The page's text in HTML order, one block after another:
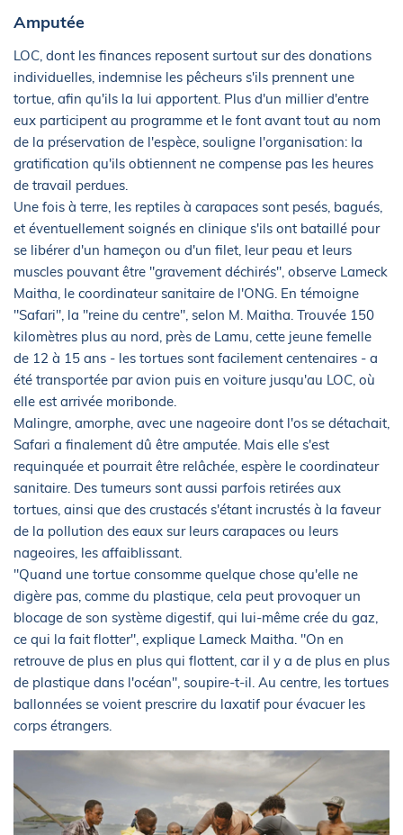
Amputée
LOC, dont les finances reposent surtout sur des donations
individuelles, indemnise les pêcheurs s'ils prennent une
tortue, afin qu'ils la lui apportent. Plus d'un millier d'entre
eux participent au programme et le font avant tout au nom
de la préservation de l'espèce, souligne l'organisation: la
gratification qu'ils obtiennent ne compense pas les heures
de travail perdues.
Une fois à terre, les reptiles à carapaces sont pesés, bagués,
et éventuellement soignés en clinique s'ils ont bataillé pour
se libérer d'un hameçon ou d'un filet, leur peau et leurs
muscles pouvant être "gravement déchirés", observe Lameck
Maitha, le coordinateur sanitaire de l'ONG. En témoigne
"Safari", la "reine du centre", selon M. Maitha. Trouvée 150
kilomètres plus au nord, près de Lamu, cette jeune femelle
de 12 à 15 ans - les tortues sont facilement centenaires - a
été transportée par avion puis en voiture jusqu'au LOC, où
elle est arrivée moribonde.
Malingre, amorphe, avec une nageoire dont l'os se détachait,
Safari a finalement dû être amputée. Mais elle s'est
requinquée et pourrait être relâchée, espère le coordinateur
sanitaire. Des tumeurs sont aussi parfois retirées aux
tortues, ainsi que des crustacés s'étant incrustés à la faveur
de la pollution des eaux sur leurs carapaces ou leurs
nageoires, les affaiblissant.
"Quand une tortue consomme quelque chose qu'elle ne
digère pas, comme du plastique, cela peut provoquer un
blocage de son système digestif, qui lui-même crée du gaz,
ce qui la fait flotter", explique Lameck Maitha. "On en
retrouve de plus en plus qui flottent, car il y a de plus en plus
de plastique dans l'océan", soupire-t-il. Au centre, les tortues
ballonnées se voient prescrire du laxatif pour évacuer les
corps étrangers.